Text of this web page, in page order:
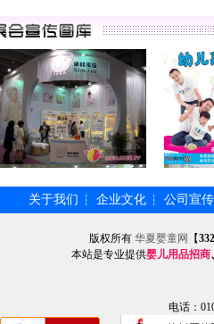
关于我们 ┆ 企业文化 ┆ 公司宣传
版权所有 华夏婴童网 【
本站是专业提供婴儿用品招商、
电话：